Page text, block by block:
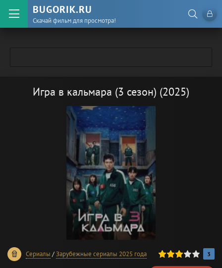
BUGORIK.RU
Скачай фильм для просмотра!
Игра в кальмара (3 сезон) (2025)
Сериалы /Зарубежные сериалы 2025 года
60 1 2 3 4 5 3